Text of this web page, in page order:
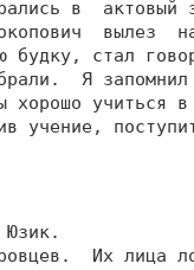
в
вылез
будку, стал
Я
хорошо учиться
учение,
Чи лемеша iржа поiла?
                Чи затупилось чересло?

     Я видел перед собой широкий,  весь в мелких ямках,  нос учителя,  видел
совсем  близко  зеленоватые близорукие  глаза  его,  посыпанный  перхотью  и
засаленный воротник его мундира.
     Подуст в такт чтению притопывал ногой.
     Не дождавшись,  пока я кончу, он вскочил и чуть не опрокинул суфлерскую
будку.
     - Дуже гарно!  Только чуть-чуть громче.  Вирши Шевченко в таком же духе
читаешь?
     Я кивнул головой.
     - И хорошо.  Это будет коронный номер. Советую только тебе выпить сырое
яйцо, перед тем как выйдешь на сцену, чтобы не сорвался голос. Не забудешь?
     - А утиное можно?
     - Это не  играет роли -  утиное или куриное.  Важно,  чтобы сырое было.
Понял?
     - Послушайте остальные, пане учитель...
     - Ой! - вдруг ударил себя ладонью по лбу Подуст. - Меня же пан директор
ждет. Я совсем забыл.
     Тут же он спрыгнул на паркет и поскользнулся. Я его поддержал.
     - Да, постой, как твоя фамилия?
     Вынув карандаш и листок бумаги,  щуря свои подслеповатые глаза,  Подуст
посмотрел на меня так, будто видел меня в первый раз.
     - Манджура! - снова подсказал я и снова про себя обругал учителя.
     - Чудесно. Итак, я записываю: ученик Манджура - декламаци